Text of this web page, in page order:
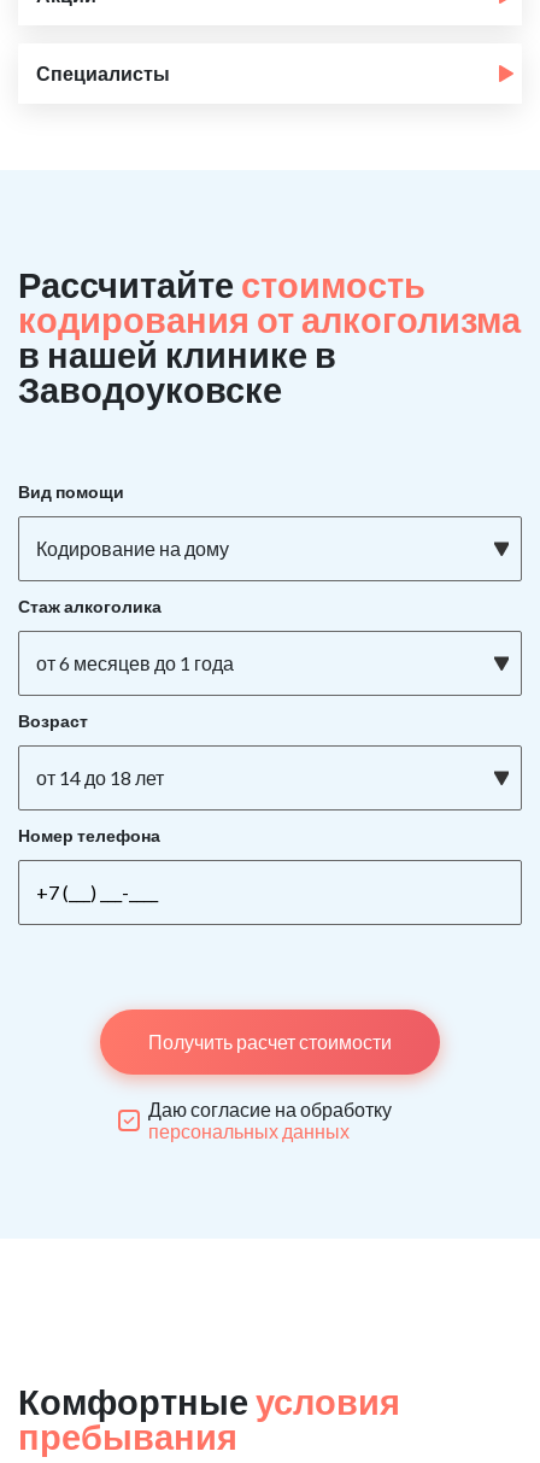
Специалисты
Рассчитайте стоимость
кодирования от алкоголизма
в нашей клинике в
Заводоуковске
Вид помощи
Кодирование на дому
Стаж алкоголика
от 6 месяцев до 1 года
Возраст
от 14 до 18 лет
Номер телефона
Получить расчет стоимости
Даю согласие на обработку
персональных данных
Комфортные условия
пребывания